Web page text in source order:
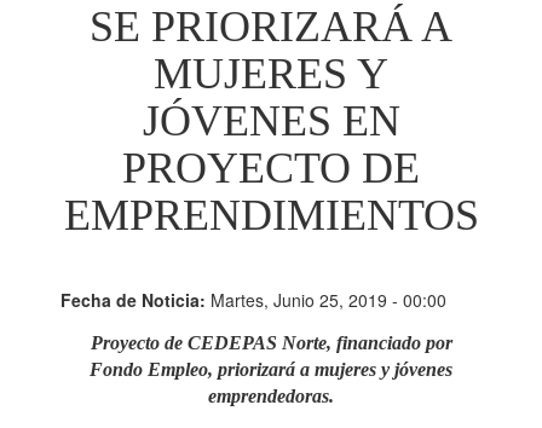
SE PRIORIZARÁ A
MUJERES Y
JÓVENES EN
PROYECTO DE
EMPRENDIMIENTOS
Fecha de Noticia: Martes, Junio 25, 2019 - 00:00
Proyecto de CEDEPAS Norte, financiado por
Fondo Empleo, priorizará a mujeres y jóvenes
emprendedoras.